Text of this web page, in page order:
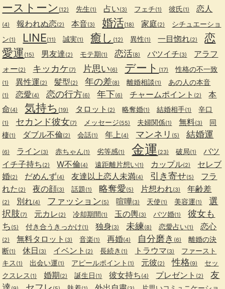
ーストーン (12) 先生(1) 占い(3) フェチ(1) 彼氏(1) 恋人
(4) 報われぬ恋(2) 本音(3) 婚活(18) 家庭(2)
シチュエーショ
ン(1) LINE(11) 誠実(1) 癒し (12) 異性(1) 一目惚れ(2)
恋
愛運 (15) 男友達(2) モテ期(1) 恋活(8) バツイチ(3)
アラフ
ォー(2) キッカケ(7) 片思い(6) デート (17) 性格の不一致
(1) 異性運(2) 髪型(2) 年の差(8) 離婚相談(1) あの人の本音
(1) 恋愛(4) 恋の行方(6) 年下(6) チャームポイント (2)
本
命(4) 気持ち (19) タロット (2) 略奪婚(1) 結婚相手(1) 辛口
(1) セカンド彼女(7) メッセージ(55) 夫婦関係(1) 無料(3)
同
棲(1) ダブル不倫(2) 会話(1) 年上(4) マンネリ (5) 結婚運
(6) ライン(3) 赤ちゃん(1) 劣等感(1) 金運 (23) 破局(1)
バツ
イチ子持ち (2) W不倫(4) 遠距離片想い(1) カップル(2)
セレブ
婚(2) だめんず(4) 友達以上恋人未満(4) 引き寄せ(5)
フラ
れた (2) 夜の顔(3) 話題(1) 略奪愛(5) 片想われ(3) 年齢差
(2) 別れ(4) ファッション(5) 喧嘩(3) 天使(1) 美容運(1)
選
択肢(7) 元カレ (2) 冷却期間(1) 玉の輿(3) バツ婚(1)
彼女も
ち (5) 付き合うきっかけ(1) 独身(3) 未練(8) 恋愛占い(1) 恋心
(2) 無料タロット (3) 音楽(1) 再婚(4) 自分磨き (6)
離婚の決
断(1) 休日 (3) イベント (2) 長続き (1) トラウマ(3)
ファースト
キス (1) 出会い運(1) アピールポイント (1) 元彼(2) 性格(9)
セッ
クスレス (1) 婚期(2) 誕生日 (1) 彼女持ち (4) プレゼント (2)
友